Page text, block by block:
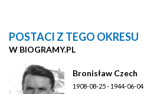
POSTACI Z TEGO OKRESU
W BIOGRAMY.PL
Bronisław Czech
1908-08-25 - 1944-06-04